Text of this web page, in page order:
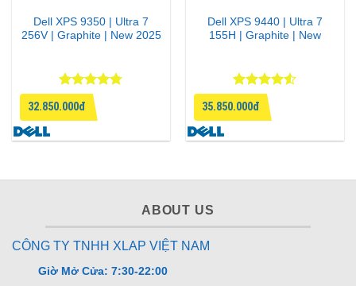
Dell XPS 9350 | Ultra 7
256V | Graphite | New 2025
Được xếp
hạng
4.75
5 sao
32.850.000đ
Dell XPS 9440 | Ultra 7
155H | Graphite | New
Được xếp
hạng
4.5
5 sao
35.850.000đ
ABOUT US
CÔNG TY TNHH XLAP VIỆT NAM
Giờ Mở Cửa: 7:30-22:00